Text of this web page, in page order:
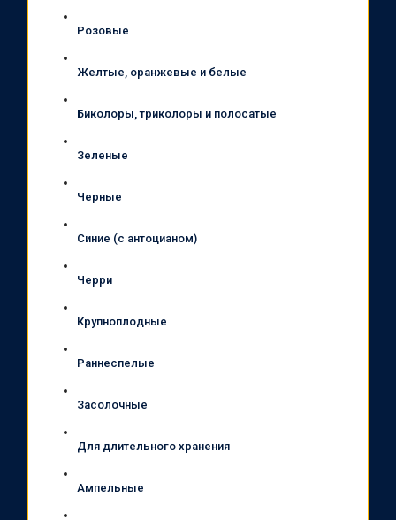
Розовые
Желтые, оранжевые и белые
Биколоры, триколоры и полосатые
Зеленые
Черные
Синие (с антоцианом)
Черри
Крупноплодные
Раннеспелые
Засолочные
Для длительного хранения
Ампельные